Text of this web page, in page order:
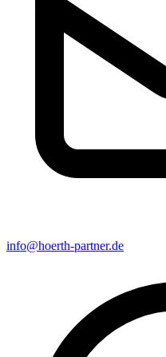
info@hoerth-partner.de